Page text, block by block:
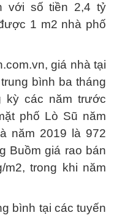
với số tiền 2,4 tỷ
1 m2 nhà phố
giá nhà tại
bình ba tháng
kỳ các năm trước
phố Lò Sũ năm
năm 2019 là 972
Buồm giá rao bán
m2, trong khi năm
bình tại các tuyến